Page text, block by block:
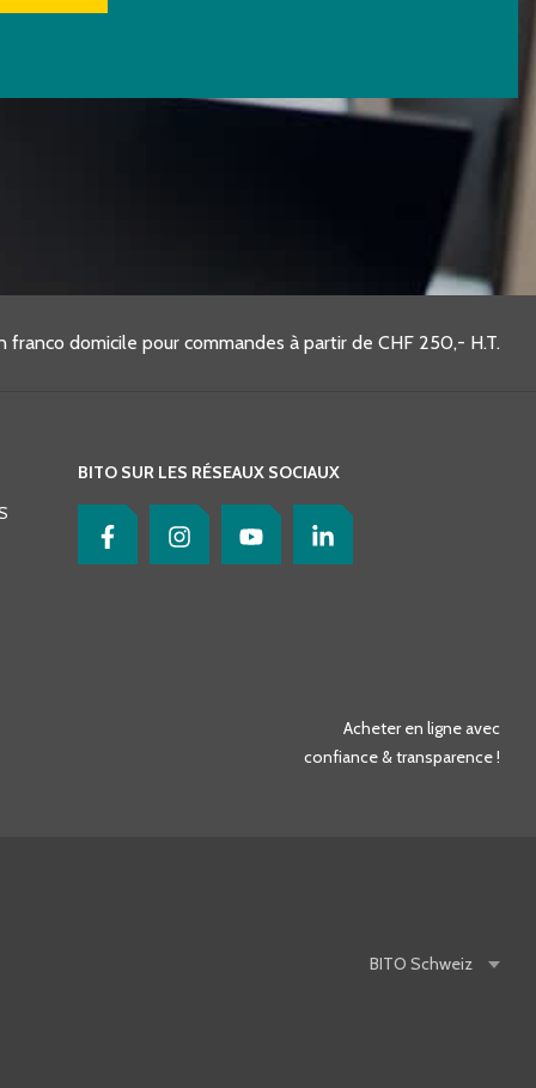
franco domicile pour commandes à partir de CHF 250,- H.T.
BITO SUR LES RÉSEAUX SOCIAUX
Acheter en ligne avec
confiance & transparence !
BITO Schweiz